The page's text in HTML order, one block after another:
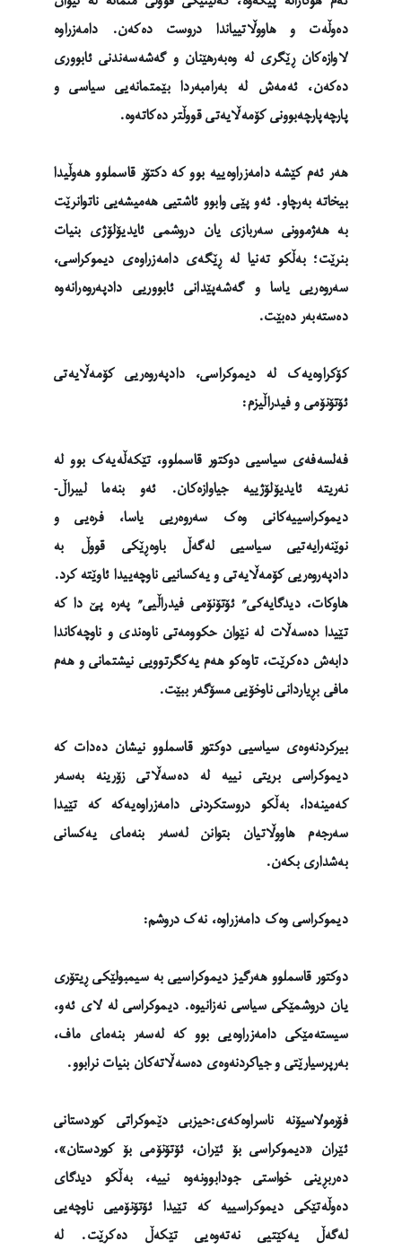
دەوڵەت و هاووڵاتییاندا دروست دەکەن. دامەزراوە
لاوازەکان ڕێگری لە وەبەرهێنان و گەشەسەندنی ئابووری
دەکەن، ئەمەش لە بەرامبەردا بێمتمانەیی سیاسی و
پارچەپارچەبوونی کۆمەڵایەتی قووڵتر دەکاتەوە.
هەر ئەم کێشە دامەزراوەییە بوو کە دکتۆر قاسملوو هەوڵیدا
بیخاتە بەرچاو. ئەو پێی وابوو ئاشتیی هەمیشەیی ناتوانرێت
بە هەژموونی سەربازی یان دروشمی ئایدیۆلۆژی بنیات
بنرێت؛ بەڵکو تەنیا لە ڕێگەی دامەزراوەی دیموکراسی،
سەروەریی یاسا و گەشەپێدانی ئابووریی دادپەروەرانەوە
دەستەبەر دەبێت.
کۆکراوەیەک لە دیموکراسی، دادپەروەریی کۆمەڵایەتی
ئۆتۆنۆمی و فیدراڵیزم:
فەلسەفەی سیاسیی دوکتور قاسملوو، تێکەڵەیەک بوو لە
نەریتە ئایدیۆلۆژییە جیاوازەکان. ئەو بنەما لیبراڵ-
دیموکراسییەکانی وەک سەروەریی یاسا، فرەیی و
نوێنەرایەتیی سیاسیی لەگەڵ باوەڕێکی قووڵ بە
دادپەروەریی کۆمەڵایەتی و یەکسانیی ناوچەییدا ئاوێتە کرد.
هاوکات، دیدگایەکی” ئۆتۆنۆمی فیدراڵیی” پەرە پێ دا کە
تێیدا دەسەڵات لە نێوان حکوومەتی ناوەندی و ناوچەکاندا
دابەش دەکرێت، تاوەکو هەم یەکگرتوویی نیشتمانی و هەم
مافی بڕیاردانی ناوخۆیی مسۆگەر ببێت.
بیرکردنەوەی سیاسیی دوکتور قاسملوو نیشان دەدات کە
دیموکراسی بریتی نییە لە دەسەڵاتی زۆرینە بەسەر
کەمینەدا، بەڵکو دروستکردنی دامەزراوەیەکە کە تێیدا
سەرجەم هاووڵاتیان بتوانن لەسەر بنەمای یەکسانی
بەشداری بکەن.
دیموکراسی وەک دامەزراوە، نەک دروشم:
دوکتور قاسملوو هەرگیز دیموکراسیی بە سیمبولێکی ڕیتۆری
یان دروشمێکی سیاسی نەزانیوە. دیموکراسی لە لای ئەو،
سیستەمێکی دامەزراوەیی بوو کە لەسەر بنەمای ماف،
بەرپرسیارێتی و جیاکردنەوەی دەسەڵاتەکان بنیات نرابوو.
فۆرمولاسیۆنە ناسراوەکەی:حیزبی دێموکراتی کوردستانی
ئێران «دیموکراسی بۆ ئێران، ئۆتۆنۆمی بۆ کوردستان»،
دەربڕینی خواستی جودابوونەوە نییە، بەڵکو دیدگای
دەوڵەتێکی دیموکراسییە کە تێیدا ئۆتۆنۆمیی ناوچەیی
لەگەڵ یەکێتیی نەتەوەیی تێکەڵ دەکرێت. لە